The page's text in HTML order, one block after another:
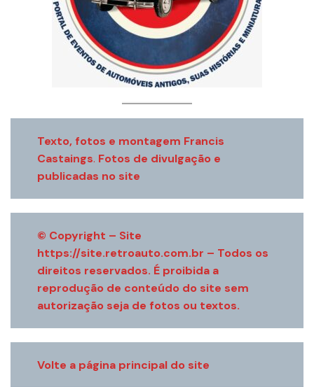
Texto, fotos e montagem Francis
Castaings. Fotos de divulgação e
publicadas no site
© Copyright – Site
https://site.retroauto.com.br – Todos os
direitos reservados. É proibida a
reprodução de conteúdo do site sem
autorização seja de fotos ou textos.
Volte a página principal do site